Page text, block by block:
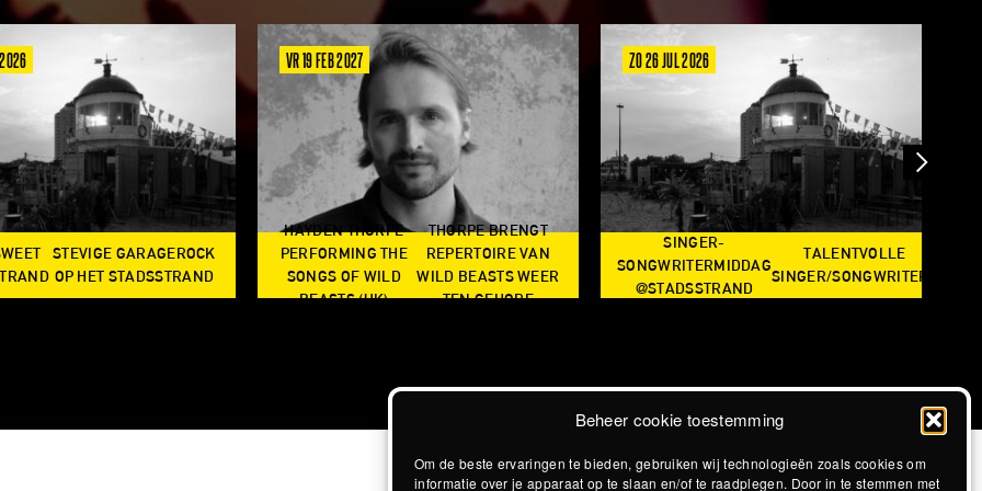
Beheer cookie toestemming
Om de beste ervaringen te bieden, gebruiken wij technologieën zoals cookies om
informatie over je apparaat op te slaan en/of te raadplegen. Door in te stemmen met
STEVIGE GARAGEROCK
OP HET STADSSTRAND
VR 19 FEB 2027
HAYDEN THORPE
PERFORMING THE
SONGS OF WILD
BEASTS (UK)
THORPE BRENGT
REPERTOIRE VAN
WILD BEASTS WEER
TEN GEHORE
ZO 26 JUL 2026
SINGER-
SONGWRITERMIDDAG
@STADSSTRAND
TALENTVOLLE
SINGER/SONGWRITERS